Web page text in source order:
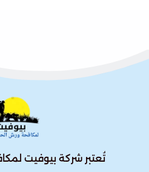
تُعتبر شركة بيوفيت